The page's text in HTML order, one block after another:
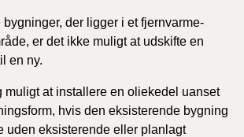
bygninger, der ligger i et fjernvarme-
er det ikke muligt at udskifte en
en ny.
muligt at installere en oliekedel uanset
hvis den eksisterende bygning
uden eksisterende eller planlagt